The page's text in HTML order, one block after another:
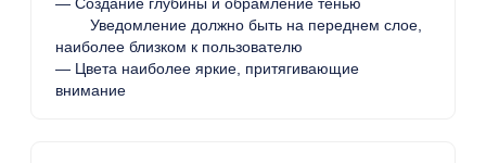
Уведомление должно быть на переднем слое,
наиболее близком к пользователю
— Цвета наиболее яркие, притягивающие
внимание